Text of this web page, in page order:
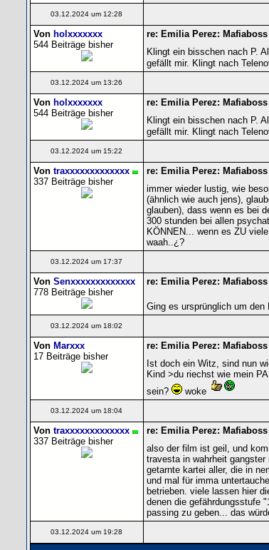
03.12.2024 um 12:28
Von holxxxxxxx
544 Beiträge bisher
re: Emilia Perez:
Klingt ein bisschen nach P.
gefällt mir. Klingt nach
03.12.2024 um 13:26
Von holxxxxxxx
544 Beiträge bisher
re: Emilia Perez:
Klingt ein bisschen nach P.
gefällt mir. Klingt nach
03.12.2024 um 15:22
Von traxxxxxxxxxxxxx
337 Beiträge bisher
re: Emilia Perez:
immer wieder lustig, wie
(ähnlich wie auch jens),
glauben), dass wenn es bei
300 stunden bei allen
KÖNNEN... wenn es ZU
waah..¿?
03.12.2024 um 17:37
Von Senxxxxxxxxxxxxx
778 Beiträge bisher
re: Emilia Perez:
Ging es ursprünglich um
03.12.2024 um 18:02
Von Marxxx
17 Beiträge bisher
re: Emilia Perez:
Ist doch ein Witz, sind nun
Kind >du riechst wie mein
sein?
woke
03.12.2024 um 18:04
Von traxxxxxxxxxxxxx
337 Beiträge bisher
re: Emilia Perez:
also der film ist geil, und
travesta in wahrheit
getarnte kartei aller, die in
und mal für imma
betrieben. viele lassen hier
denen die gefährdungsstufe
passing zu geben... das
03.12.2024 um 19:28